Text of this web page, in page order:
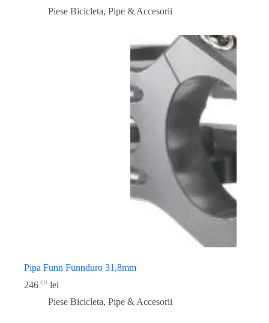
Piese Bicicleta, Pipe & Accesorii
Pipa Funn Funnduro 31,8mm
246 00 lei
Piese Bicicleta, Pipe & Accesorii